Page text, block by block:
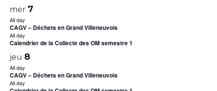
mer 7
All day
CAGV – Déchets en Grand Villeneuvois
All day
Calendrier de la Collecte des OM semestre 1
jeu 8
All day
CAGV – Déchets en Grand Villeneuvois
All day